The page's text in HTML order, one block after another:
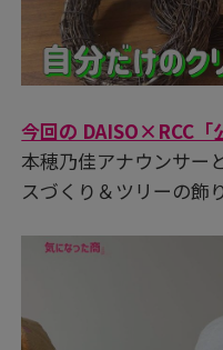
今回の DAISO×RCC「
本穂乃佳アナウンサー
スづくり＆ツリーの飾